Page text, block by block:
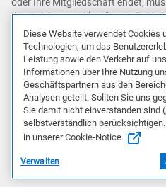
oder Ihre Mitgliedschaft endet,
das Spiel separat kaufen. Falls Sie
Gold und/oder Game Pass für
verbleibenden Tage Ihrer
Konversionsverhältnis auf
Codeeinlösungen unterliegen
Konversionen auf Ultimate sind
Systemanforderungen finden Sie
https://www.xbox.com/gamepass
Märkten des Xbox Game-Pass
Digital Direct: Die digitalen Inhalte
direkt an Ihr Gerät geliefert. Es
Diese Website verwendet Cookies
Technologien, um das
Leistung sowie den Verkehr auf
Informationen über Ihre Nutzung
Geschäftspartnern aus den
Analysen geteilt. Sollten Sie uns
Sie damit nicht einverstanden sind
selbstverständlich
in unserer Cookie-Notice.
Verwalten